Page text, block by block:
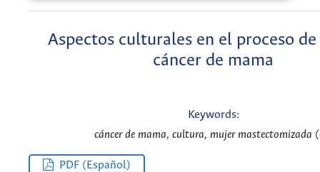
Aspectos culturales en el proceso de
cáncer de mama
Keywords:
cáncer de mama, cultura, mujer mastectomizada
PDF (Español)